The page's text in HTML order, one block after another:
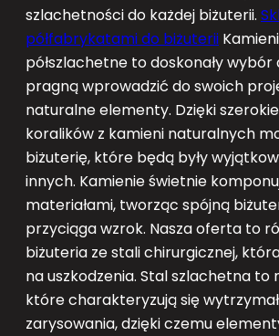
szlachetności do każdej biżuterii.
półfabrykatami do biżuterii
półszlachetne to doskonały
pragną wprowadzić do swoich
naturalne elementy. Dzięki
koralików z kamieni naturalnych
biżuterię, które będą były
innych. Kamienie świetnie
materiałami, tworząc spójną
przyciąga wzrok. Nasza oferta to
biżuteria ze stali chirurgicznej,
na uszkodzenia. Stal szlachetna to
które charakteryzują się
zarysowania, dzięki czemu